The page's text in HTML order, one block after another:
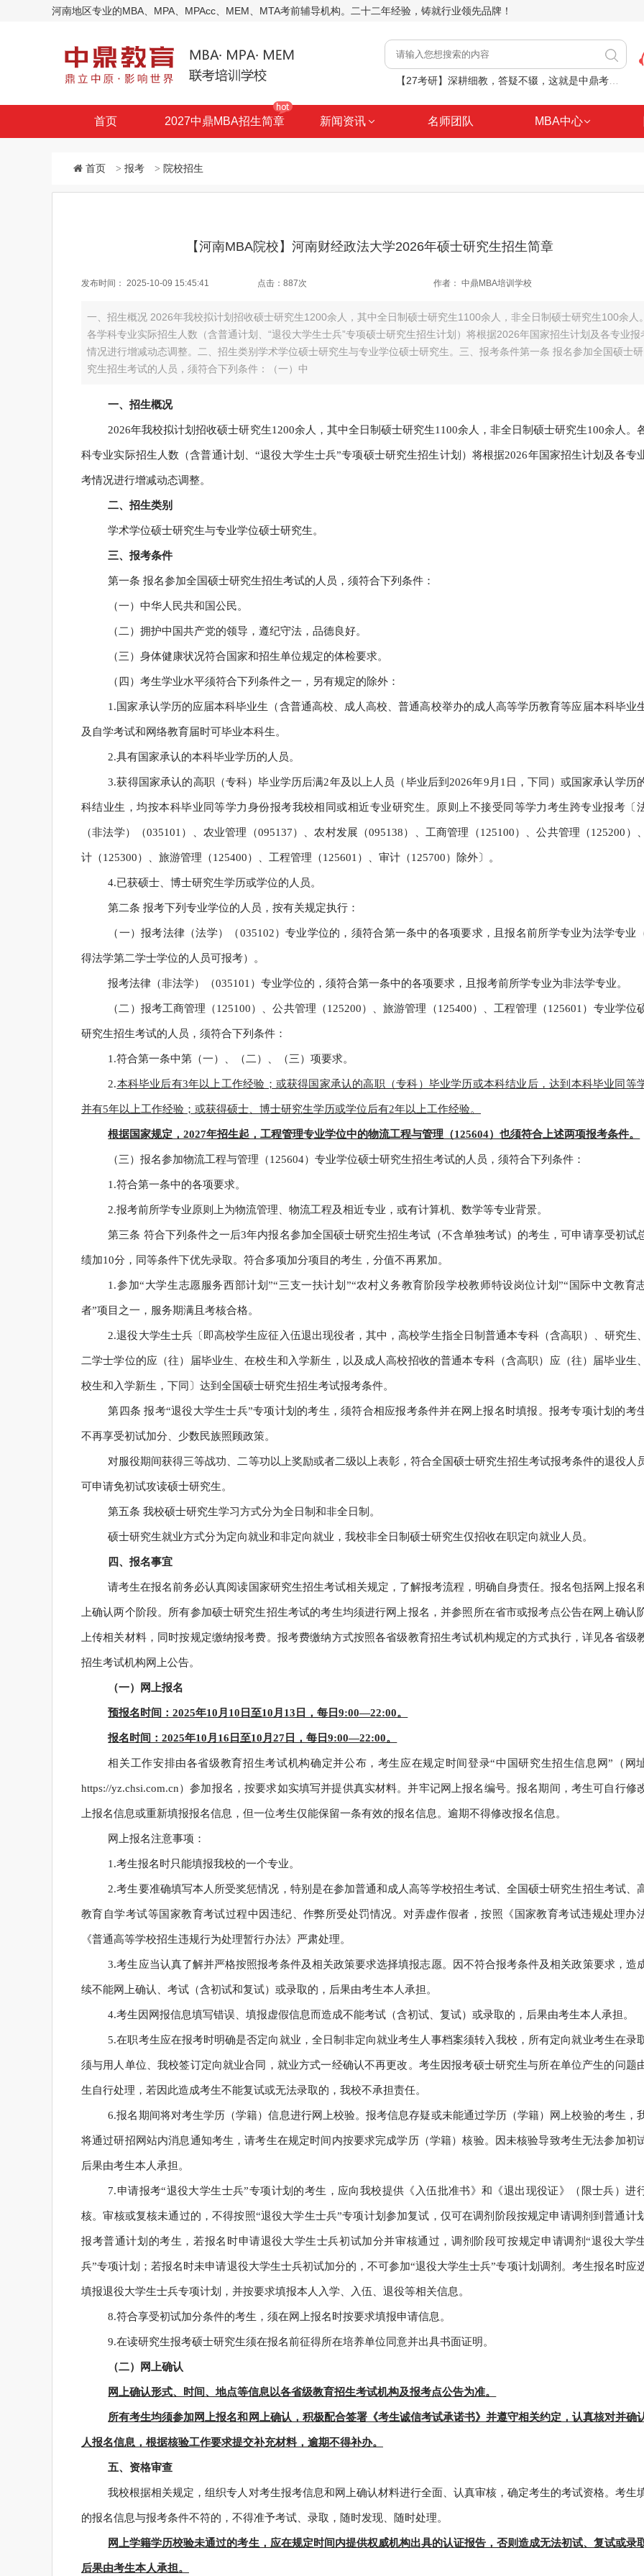
河南地区专业的MBA、MPA、MPAcc、MEM、MTA考前辅导机构。二十二年经验，铸就行业领先品牌！
【27考研】8月2日（周日）管综逻辑核心考点分析推理精讲
首页 2027中鼎MBA招生简章 新闻资讯 名师团队 MBA中心
首页 > 报考 > 院校招生
【河南MBA院校】河南财经政法大学2026年硕士研究生招生简章
发布时间： 2025-10-09 15:45:41 点击： 887次 作者： 中鼎MBA培训学校
一、招生概况 2026年我校拟计划招收硕士研究生1200余人，其中全日制硕士研究生1100余人，非全日制硕士研究生100余人。
各学科专业实际招生人数（含普通计划、“退役大学生士兵”专项硕士研究生招生计划）将根据2026年国家招生计划及各专业报
情况进行增减动态调整。二、招生类别学术学位硕士研究生与专业学位硕士研究生。三、报考条件第一条 报名参加全国硕士研
究生招生考试的人员，须符合下列条件：（一）中
一、招生概况
2026年我校拟计划招收硕士研究生1200余人，其中全日制硕士研究生1100余人，非全日制硕士研究生100余人。
科专业实际招生人数（含普通计划、“退役大学生士兵”专项硕士研究生招生计划）将根据2026年国家招生计划及各专
考情况进行增减动态调整。
二、招生类别
学术学位硕士研究生与专业学位硕士研究生。
三、报考条件
第一条 报名参加全国硕士研究生招生考试的人员，须符合下列条件：
（一）中华人民共和国公民。
（二）拥护中国共产党的领导，遵纪守法，品德良好。
（三）身体健康状况符合国家和招生单位规定的体检要求。
（四）考生学业水平须符合下列条件之一，另有规定的除外：
1.国家承认学历的应届本科毕业生（含普通高校、成人高校、普通高校举办的成人高等学历教育等应届本科毕业生
及自学考试和网络教育届时可毕业本科生。
2.具有国家承认的本科毕业学历的人员。
3.获得国家承认的高职（专科）毕业学历后满2年及以上人员（毕业后到2026年9月1日，下同）或国家承认学历
科结业生，均按本科毕业同等学力身份报考我校相同或相近专业研究生。原则上不接受同等学力考生跨专业报考〔
（非法学）（035101）、农业管理（095137）、农村发展（095138）、工商管理（125100）、公共管理（125200）
计（125300）、旅游管理（125400）、工程管理（125601）、审计（125700）除外〕。
4.已获硕士、博士研究生学历或学位的人员。
第二条 报考下列专业学位的人员，按有关规定执行：
（一）报考法律（法学）（035102）专业学位的，须符合第一条中的各项要求，且报名前所学专业为法学专业
得法学第二学士学位的人员可报考）。
报考法律（非法学）（035101）专业学位的，须符合第一条中的各项要求，且报考前所学专业为非法学专业。
（二）报考工商管理（125100）、公共管理（125200）、旅游管理（125400）、工程管理（125601）专业学位
研究生招生考试的人员，须符合下列条件：
1.符合第一条中第（一）、（二）、（三）项要求。
2.本科毕业后有3年以上工作经验；或获得国家承认的高职（专科）毕业学历或本科结业后，达到本科毕业同等
并有5年以上工作经验；或获得硕士、博士研究生学历或学位后有2年以上工作经验。
根据国家规定，2027年招生起，工程管理专业学位中的物流工程与管理（125604）也须符合上述两项报考条件。
（三）报名参加物流工程与管理（125604）专业学位硕士研究生招生考试的人员，须符合下列条件：
1.符合第一条中的各项要求。
2.报考前所学专业原则上为物流管理、物流工程及相近专业，或有计算机、数学等专业背景。
第三条 符合下列条件之一后3年内报名参加全国硕士研究生招生考试（不含单独考试）的考生，可申请享受初试
绩加10分，同等条件下优先录取。符合多项加分项目的考生，分值不再累加。
1.参加“大学生志愿服务西部计划”“三支一扶计划”“农村义务教育阶段学校教师特设岗位计划”“国际中文教育
者”项目之一，服务期满且考核合格。
2.退役大学生士兵〔即高校学生应征入伍退出现役者，其中，高校学生指全日制普通本专科（含高职）、研究生
二学士学位的应（往）届毕业生、在校生和入学新生，以及成人高校招收的普通本专科（含高职）应（往）届毕业生
校生和入学新生，下同〕达到全国硕士研究生招生考试报考条件。
第四条 报考“退役大学生士兵”专项计划的考生，须符合相应报考条件并在网上报名时填报。报考专项计划的考
不再享受初试加分、少数民族照顾政策。
对服役期间获得三等战功、二等功以上奖励或者二级以上表彰，符合全国硕士研究生招生考试报考条件的退役人
可申请免初试攻读硕士研究生。
第五条 我校硕士研究生学习方式分为全日制和非全日制。
硕士研究生就业方式分为定向就业和非定向就业，我校非全日制硕士研究生仅招收在职定向就业人员。
四、报名事宜
请考生在报名前务必认真阅读国家研究生招生考试相关规定，了解报考流程，明确自身责任。报名包括网上报名
上确认两个阶段。所有参加硕士研究生招生考试的考生均须进行网上报名，并参照所在省市或报考点公告在网上确认
上传相关材料，同时按规定缴纳报考费。报考费缴纳方式按照各省级教育招生考试机构规定的方式执行，详见各省级
招生考试机构网上公告。
（一）网上报名
预报名时间：2025年10月10日至10月13日，每日9:00—22:00。
报名时间：2025年10月16日至10月27日，每日9:00—22:00。
相关工作安排由各省级教育招生考试机构确定并公布，考生应在规定时间登录“中国研究生招生信息网”（网
https://yz.chsi.com.cn）参加报名，按要求如实填写并提供真实材料。并牢记网上报名编号。报名期间，考生可自行修
上报名信息或重新填报报名信息，但一位考生仅能保留一条有效的报名信息。逾期不得修改报名信息。
网上报名注意事项：
1.考生报名时只能填报我校的一个专业。
2.考生要准确填写本人所受奖惩情况，特别是在参加普通和成人高等学校招生考试、全国硕士研究生招生考试、
教育自学考试等国家教育考试过程中因违纪、作弊所受处罚情况。对弄虚作假者，按照《国家教育考试违规处理办法
《普通高等学校招生违规行为处理暂行办法》严肃处理。
3.考生应当认真了解并严格按照报考条件及相关政策要求选择填报志愿。因不符合报考条件及相关政策要求，造
续不能网上确认、考试（含初试和复试）或录取的，后果由考生本人承担。
4.考生因网报信息填写错误、填报虚假信息而造成不能考试（含初试、复试）或录取的，后果由考生本人承担。
5.在职考生应在报考时明确是否定向就业，全日制非定向就业考生人事档案须转入我校，所有定向就业考生在录
须与用人单位、我校签订定向就业合同，就业方式一经确认不再更改。考生因报考硕士研究生与所在单位产生的问题
生自行处理，若因此造成考生不能复试或无法录取的，我校不承担责任。
6.报名期间将对考生学历（学籍）信息进行网上校验。报考信息存疑或未能通过学历（学籍）网上校验的考生，
将通过研招网站内消息通知考生，请考生在规定时间内按要求完成学历（学籍）核验。因未核验导致考生无法参加初
后果由考生本人承担。
7.申请报考“退役大学生士兵”专项计划的考生，应向我校提供《入伍批准书》和《退出现役证》（限士兵）进
核。审核或复核未通过的，不得按照“退役大学生士兵”专项计划参加复试，仅可在调剂阶段按规定申请调剂到普通计划
报考普通计划的考生，若报名时申请退役大学生士兵初试加分并审核通过，调剂阶段可按规定申请调剂“退役大学
兵”专项计划；若报名时未申请退役大学生士兵初试加分的，不可参加“退役大学生士兵”专项计划调剂。考生报名时应
填报退役大学生士兵专项计划，并按要求填报本人入学、入伍、退役等相关信息。
8.符合享受初试加分条件的考生，须在网上报名时按要求填报申请信息。
9.在读研究生报考硕士研究生须在报名前征得所在培养单位同意并出具书面证明。
（二）网上确认
网上确认形式、时间、地点等信息以各省级教育招生考试机构及报考点公告为准。
所有考生均须参加网上报名和网上确认，积极配合签署《考生诚信考试承诺书》并遵守相关约定，认真核对并确
人报名信息，根据核验工作要求提交补充材料，逾期不得补办。
五、 资格审查
我校根据相关规定，组织专人对考生报考信息和网上确认材料进行全面、认真审核，确定考生的考试资格。考生
的报名信息与报考条件不符的，不得准予考试、录取，随时发现、随时处理。
网上学籍学历校验未通过的考生，应在规定时间内提供权威机构出具的认证报告，否则造成无法初试、复试或录
后果由考生本人承担。